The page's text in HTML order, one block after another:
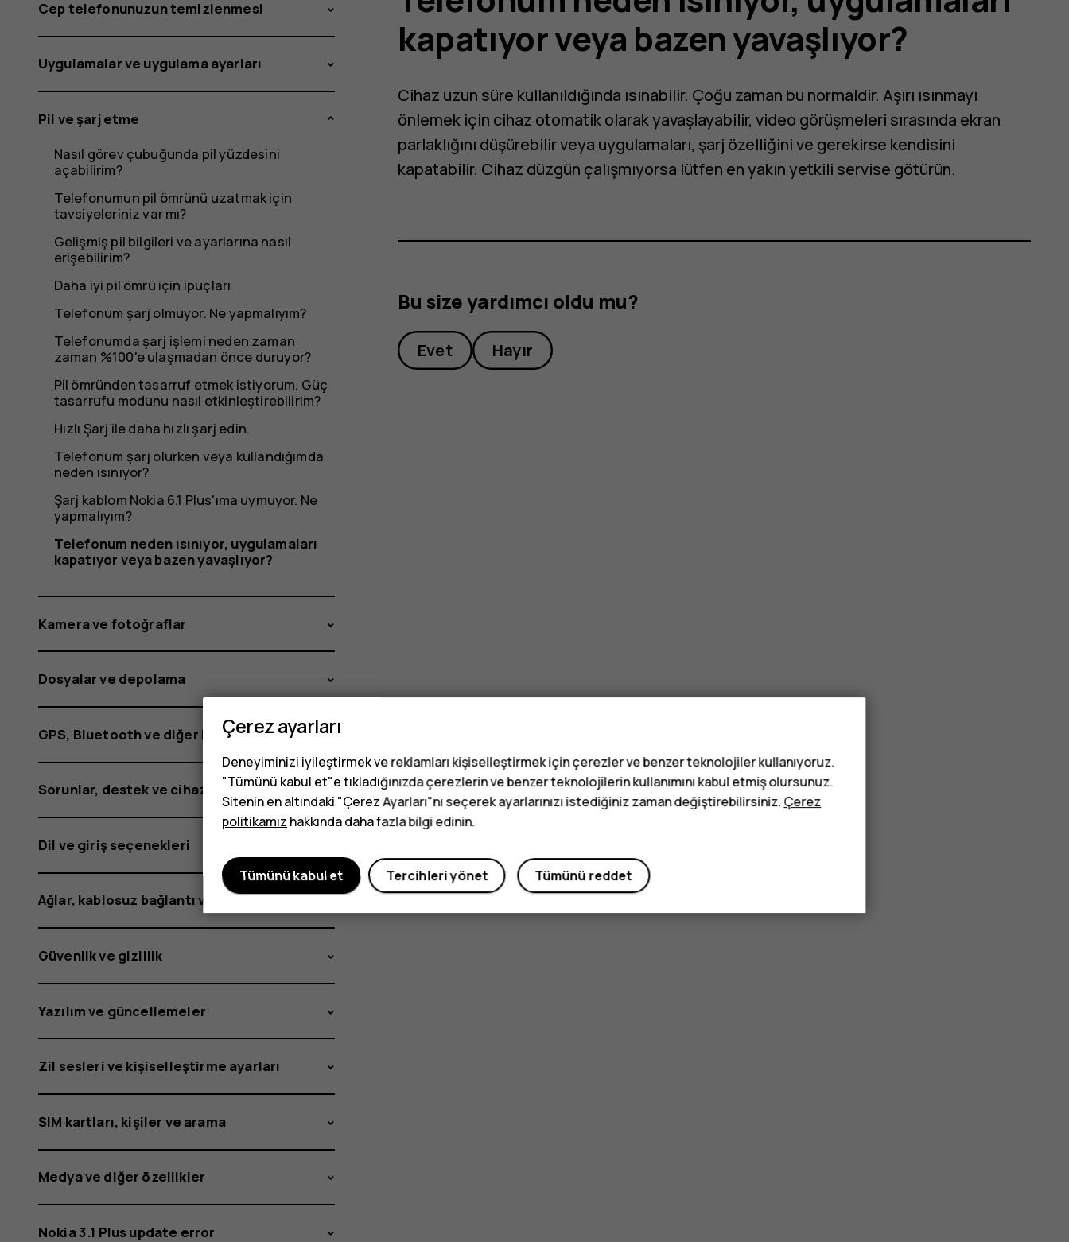
kapatıyor
veya
bazen
yavaşlıyor?
Cep telefonunuzun temizlenmesi
Uygulamalar ve uygulama ayarları
Pil ve şarj etme
Nasıl görev çubuğunda pil yüzdesini
açabilirim?
Telefonumun pil ömrünü uzatmak için
tavsiyeleriniz var mı?
Gelişmiş pil bilgileri ve ayarlarına nasıl
erişebilirim?
Daha iyi pil ömrü için ipuçları
Telefonum şarj olmuyor. Ne yapmalıyım?
Telefonumda şarj işlemi neden zaman
zaman %100'e ulaşmadan önce duruyor?
Pil ömründen tasarruf etmek istiyorum. Güç
tasarrufu modunu nasıl etkinleştirebilirim?
Hızlı Şarj ile daha hızlı şarj edin.
Telefonum şarj olurken veya kullandığımda
neden ısınıyor?
Şarj kablom Nokia 6.1 Plus'ıma uymuyor. Ne
yapmalıyım?
Telefonum neden ısınıyor, uygulamaları
kapatıyor veya bazen yavaşlıyor?
Kamera ve fotoğraflar
Dosyalar ve depolama
GPS, Bluetooth ve diğer bağlantılar
Sorunlar, destek ve cihaz bilgisi
Dil ve giriş seçenekleri
Ağlar, kablosuz bağlantı ve mobil veri
Güvenlik ve gizlilik
Yazılım ve güncellemeler
Zil sesleri ve kişiselleştirme ayarları
SIM kartları, kişiler ve arama
Medya ve diğer özellikler
Nokia 3.1 Plus update error
kapatıyor veya bazen yavaşlıyor?
Cihaz uzun süre kullanıldığında ısınabilir. Çoğu zaman bu normaldir. Aşırı ısınmayı
önlemek için cihaz otomatik olarak yavaşlayabilir, video görüşmeleri sırasında ekran
parlaklığını düşürebilir veya uygulamaları, şarj özelliğini ve gerekirse kendisini
kapatabilir. Cihaz düzgün çalışmıyorsa lütfen en yakın yetkili servise götürün.
Bu size yardımcı oldu mu?
Evet Hayır
Çerez ayarları
Deneyiminizi iyileştirmek ve reklamları kişiselleştirmek için çerezler ve benzer teknolojiler kullanıyoruz.
"Tümünü kabul et"e tıkladığınızda çerezlerin ve benzer teknolojilerin kullanımını kabul etmiş olursunuz.
Sitenin en altındaki "Çerez Ayarları"nı seçerek ayarlarınızı istediğiniz zaman değiştirebilirsiniz.Çerez
politikamız hakkında daha fazla bilgi edinin.
Tümünü reddet
Tercihleri yönet
Tümünü kabul et